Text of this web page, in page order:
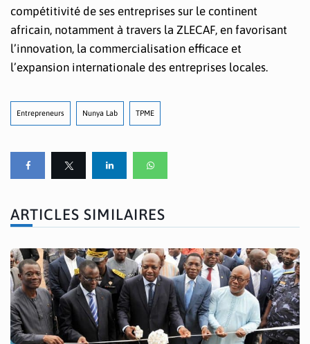
compétitivité de ses entreprises sur le continent
africain, notamment à travers la ZLECAF, en favorisant
l’innovation, la commercialisation efficace et
l’expansion internationale des entreprises locales.
Entrepreneurs Nunya Lab TPME
ARTICLES SIMILAIRES